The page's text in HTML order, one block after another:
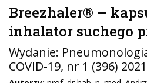
Breezhaler® –
inhalator suchego
Wydanie:
COVID-19, nr 1 (396) 2021